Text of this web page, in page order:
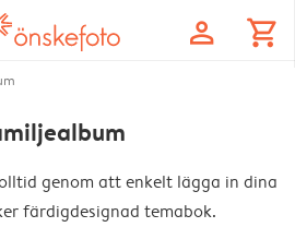
profile shopping_cart
genom att enkelt lägga in dina
färdigdesignad temabok.